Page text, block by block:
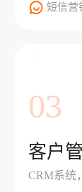
短信营
03
客户
CRM系统